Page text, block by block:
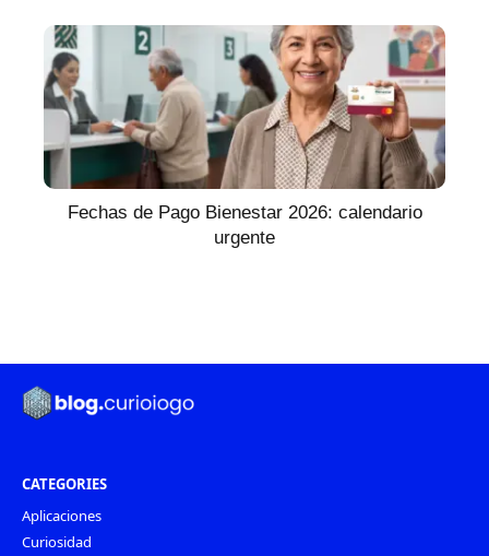
Fechas de Pago Bienestar 2026: calendario
urgente
CATEGORIES
Aplicaciones
Curiosidad